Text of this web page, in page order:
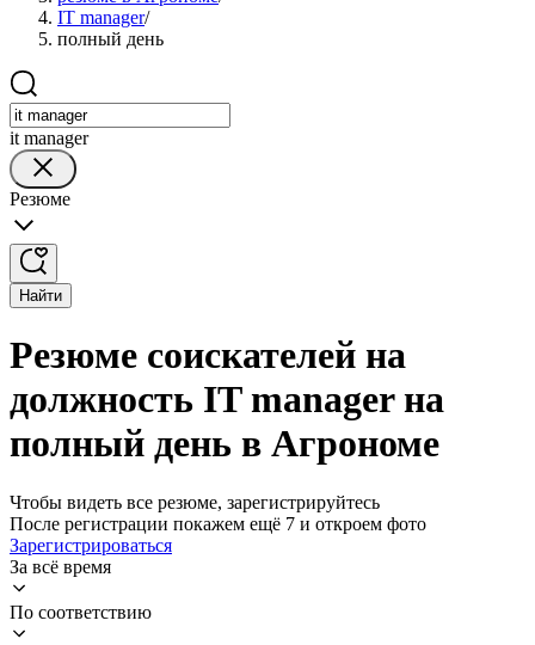
IT manager/
полный день
it manager
Резюме
Найти
Резюме соискателей на
должность IT manager на
полный день в Агрономе
Чтобы видеть все резюме, зарегистрируйтесь
После регистрации покажем ещё 7 и откроем фото
Зарегистрироваться
За всё время
По соответствию